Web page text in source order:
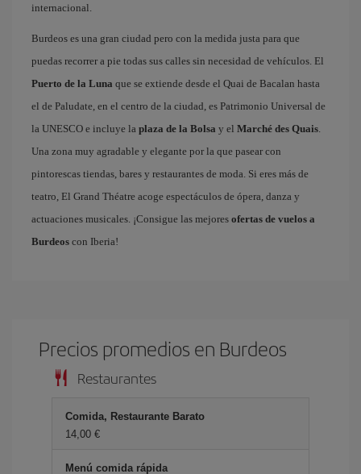
internacional.
Burdeos es una gran ciudad pero con la medida justa para que
puedas recorrer a pie todas sus calles sin necesidad de vehículos. El
Puerto de la Luna que se extiende desde el Quai de Bacalan hasta
el de Paludate, en el centro de la ciudad, es Patrimonio Universal de
la UNESCO e incluye la plaza de la Bolsa y el Marché des Quais.
Una zona muy agradable y elegante por la que pasear con
pintorescas tiendas, bares y restaurantes de moda. Si eres más de
teatro, El Grand Théatre acoge espectáculos de ópera, danza y
actuaciones musicales. ¡Consigue las mejores ofertas de vuelos a
Burdeos con Iberia!
Precios promedios en Burdeos
Restaurantes
Comida, Restaurante Barato
14,00 €
Menú comida rápida